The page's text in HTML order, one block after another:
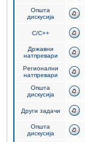
Општа
дискусија
C/C++
Државни
натпревари
Регионални
натпревари
Општа
дискусија
Други задачи
Општа
дискусија